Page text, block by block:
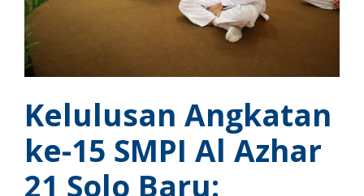
Kelulusan Angkatan
ke-15 SMPI Al Azhar
21 Solo Baru: